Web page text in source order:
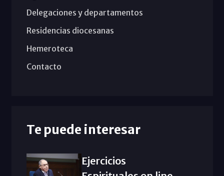
Delegaciones y departamentos
Residencias diocesanas
Hemeroteca
Contacto
Te puede interesar
Ejercicios